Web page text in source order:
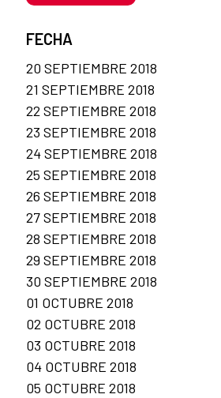
FECHA
20 SEPTIEMBRE 2018
21 SEPTIEMBRE 2018
22 SEPTIEMBRE 2018
23 SEPTIEMBRE 2018
24 SEPTIEMBRE 2018
25 SEPTIEMBRE 2018
26 SEPTIEMBRE 2018
27 SEPTIEMBRE 2018
28 SEPTIEMBRE 2018
29 SEPTIEMBRE 2018
30 SEPTIEMBRE 2018
01 OCTUBRE 2018
02 OCTUBRE 2018
03 OCTUBRE 2018
04 OCTUBRE 2018
05 OCTUBRE 2018